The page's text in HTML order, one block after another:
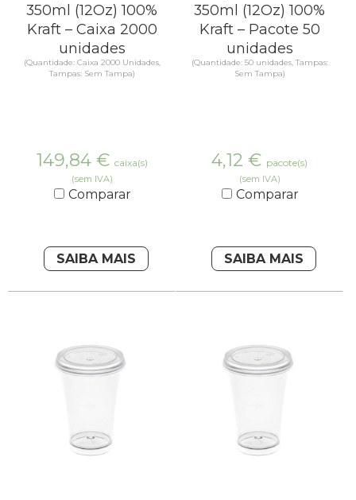
350ml (12Oz) 100%
Kraft – Caixa 2000
unidades
(Quantidade: Caixa 2000 Unidades,
Tampas: Sem Tampa)
149,84 € caixa(s)
(sem IVA)
Comparar
SAIBA MAIS
350ml (12Oz) 100%
Kraft – Pacote 50
unidades
(Quantidade: 50 unidades, Tampas:
Sem Tampa)
4,12 € pacote(s)
(sem IVA)
Comparar
SAIBA MAIS